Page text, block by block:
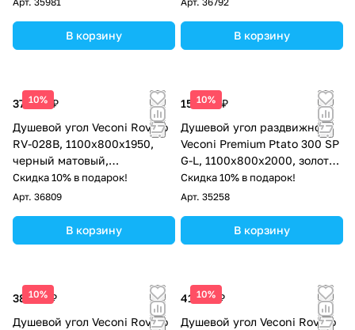
В корзину В корзину
10%
37 964 ₽
Душевой угол Veconi Rovigo
RV-028B, 1100х800х1950,
черный матовый,
прозрачное стекло
Скидка 10% в подарок!
Арт. 36809
В корзину
10%
157 113 ₽
Душевой угол раздвижной
Veconi Premium Ptato 300 SP
G-L, 1100х800x2000, золото
брашированный, стекло
прозрачное
Скидка 10% в подарок!
Арт. 35258
В корзину
10%
38 572 ₽
Душевой угол Veconi Rovigo
10%
41 532 ₽
Душевой угол Veconi Rovigo